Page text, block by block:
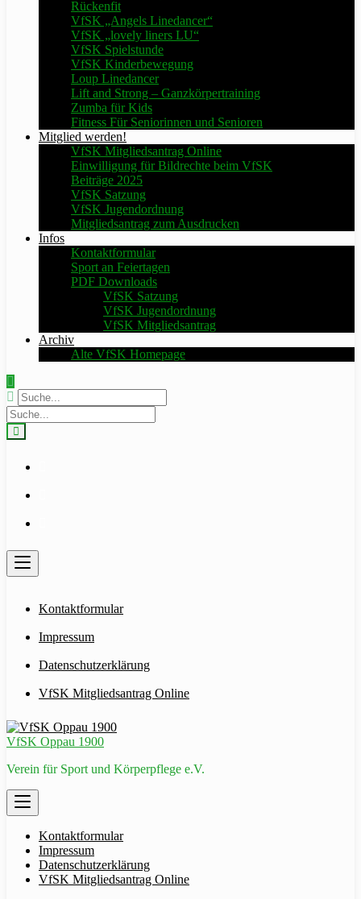
Rückenfit
VfSK „Angels Linedancer“
VfSK „lovely liners LU“
VfSK Spielstunde
VfSK Kinderbewegung
Loup Linedancer
Lift and Strong – Ganzkörpertraining
Zumba für Kids
Fitness Für Seniorinnen und Senioren
Mitglied werden!
VfSK Mitgliedsantrag Online
Einwilligung für Bildrechte beim VfSK
Beiträge 2025
VfSK Satzung
VfSK Jugendordnung
Mitgliedsantrag zum Ausdrucken
Infos
Kontaktformular
Sport an Feiertagen
PDF Downloads
VfSK Satzung
VfSK Jugendordnung
VfSK Mitgliedsantrag
Archiv
Alte VfSK Homepage
Kontaktformular
Impressum
Datenschutzerklärung
VfSK Mitgliedsantrag Online
VfSK Oppau 1900
Verein für Sport und Körperpflege e.V.
Kontaktformular
Impressum
Datenschutzerklärung
VfSK Mitgliedsantrag Online